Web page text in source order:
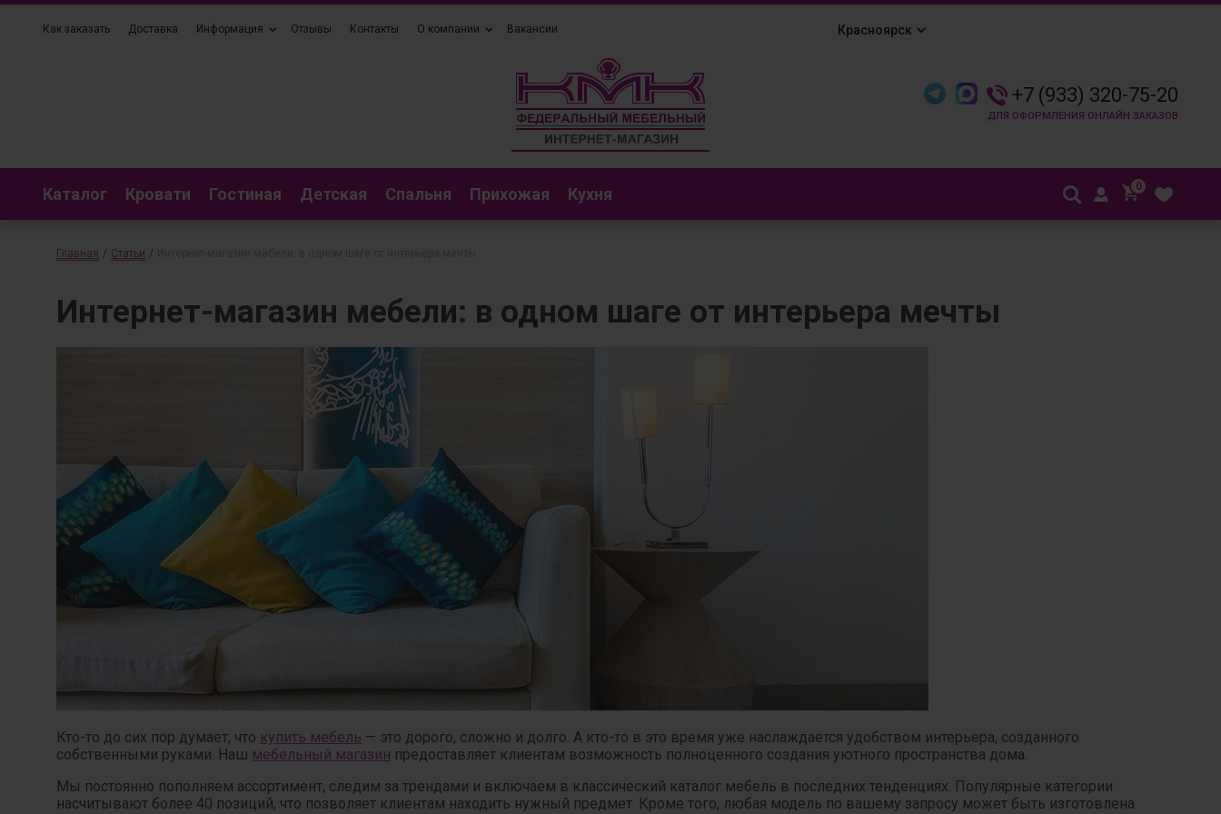
Как заказать Доставка Информация Отзывы Контакты О компании Вакансии
Каталог Кровати Гостиная Детская Спальня Прихожая Кухня 0
Красноярск
+7 (933) 320-75-20
Главная / Статьи /
Интернет-магазин мебели: в одном шаге от интерьера мечты
Кто-то до сих пор думает, что купить мебель — это дорого, сложно и долго. А кто-то в это время уже наслаждается удобством интерьера, созданного
собственными руками. Наш мебельный магазин предоставляет клиентам возможность полноценного создания уютного пространства дома.
Мы постоянно пополняем ассортимент, следим за трендами и включаем в классический каталог мебель в последних тенденциях. Популярные категории
насчитывают более 40 позиций, что позволяет клиентам находить нужный предмет. Кроме того, любая модель по вашему запросу может быть изготовлена